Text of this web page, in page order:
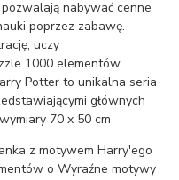
nabywać cenne
poprzez zabawę.
uczy
1000 elementów
Potter to unikalna seria
głównych
70 x 50 cm
z motywem Harry'ego
o Wyraźne motywy